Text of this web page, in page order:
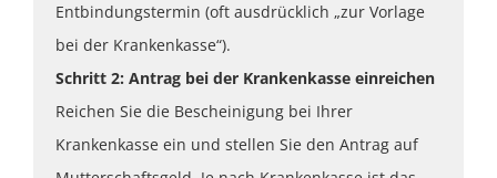
Entbindungstermin (oft ausdrücklich „zur Vorlage
bei der Krankenkasse“).
Schritt 2: Antrag bei der Krankenkasse einreichen
Reichen Sie die Bescheinigung bei Ihrer
Krankenkasse ein und stellen Sie den Antrag auf